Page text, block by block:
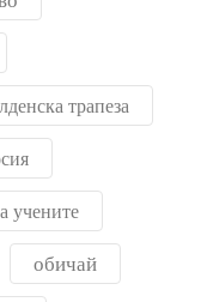
трапеза
учените
обичай